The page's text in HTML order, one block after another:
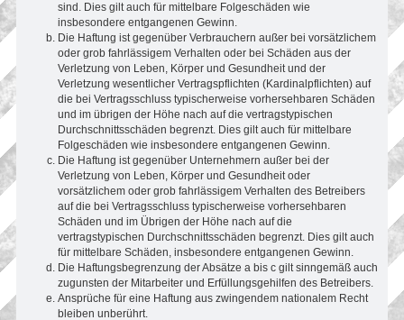
sind. Dies gilt auch für mittelbare Folgeschäden wie
insbesondere entgangenen Gewinn.
Die Haftung ist gegenüber Verbrauchern außer bei vorsätzlichem
oder grob fahrlässigem Verhalten oder bei Schäden aus der
Verletzung von Leben, Körper und Gesundheit und der
Verletzung wesentlicher Vertragspflichten (Kardinalpflichten) auf
die bei Vertragsschluss typischerweise vorhersehbaren Schäden
und im übrigen der Höhe nach auf die vertragstypischen
Durchschnittsschäden begrenzt. Dies gilt auch für mittelbare
Folgeschäden wie insbesondere entgangenen Gewinn.
Die Haftung ist gegenüber Unternehmern außer bei der
Verletzung von Leben, Körper und Gesundheit oder
vorsätzlichem oder grob fahrlässigem Verhalten des Betreibers
auf die bei Vertragsschluss typischerweise vorhersehbaren
Schäden und im Übrigen der Höhe nach auf die
vertragstypischen Durchschnittsschäden begrenzt. Dies gilt auch
für mittelbare Schäden, insbesondere entgangenen Gewinn.
Die Haftungsbegrenzung der Absätze a bis c gilt sinngemäß auch
zugunsten der Mitarbeiter und Erfüllungsgehilfen des Betreibers.
Ansprüche für eine Haftung aus zwingendem nationalem Recht
bleiben unberührt.